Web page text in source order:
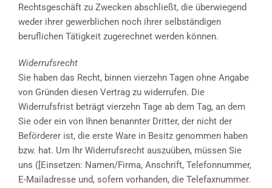
Rechtsgeschäft zu Zwecken abschließt, die überwiegend
weder ihrer gewerblichen noch ihrer selbständigen
beruflichen Tätigkeit zugerechnet werden können.
Widerrufsrecht
Sie haben das Recht, binnen vierzehn Tagen ohne Angabe
von Gründen diesen Vertrag zu widerrufen. Die
Widerrufsfrist beträgt vierzehn Tage ab dem Tag, an dem
Sie oder ein von Ihnen benannter Dritter, der nicht der
Beförderer ist, die erste Ware in Besitz genommen haben
bzw. hat. Um Ihr Widerrufsrecht auszuüben, müssen Sie
uns ([Einsetzen: Namen/Firma, Anschrift, Telefonnummer,
E-Mailadresse und, sofern vorhanden, die Telefaxnummer.